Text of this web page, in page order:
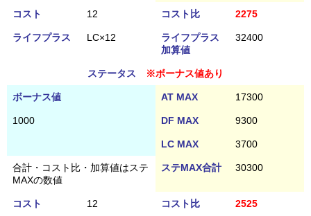
コスト 12 コスト比 2275
ライフプラス LC×12
ライフプラス
加算値
32400
ステータス ※ボーナス値あり
ボーナス値 AT MAX 17300
1000 DF MAX 9300
LC MAX 3700
合計・コスト比・加算値はステ
MAXの数値
ステMAX合計 30300
コスト 12 コスト比 2525